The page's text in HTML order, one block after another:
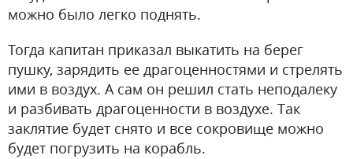
можно было легко поднять.
Тогда капитан приказал выкатить на берег
пушку, зарядить ее драгоценностями и стрелять
ими в воздух. А сам он решил стать неподалеку
и разбивать драгоценности в воздухе. Так
заклятие будет снято и все сокровище можно
будет погрузить на корабль.